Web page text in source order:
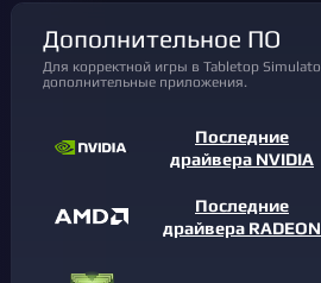
Дополнительное ПО
Для корректной игры в Tabletop Simulator могут понадобиться
дополнительные приложения.
Последние
драйвера NVIDIA
Последние
драйвера RADEON